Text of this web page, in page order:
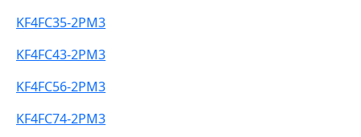
KF4FC35-2PM3
KF4FC43-2PM3
KF4FC56-2PM3
KF4FC74-2PM3